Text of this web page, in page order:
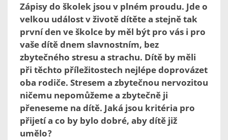
Zápisy do školek jsou v plném proudu. Jde o
velkou událost v životě dítěte a stejně tak
první den ve školce by měl být pro vás i pro
vaše dítě dnem slavnostním, bez
zbytečného stresu a strachu. Dítě by měli
při těchto příležitostech nejlépe doprovázet
oba rodiče. Stresem a zbytečnou nervozitou
ničemu nepomůžeme a zbytečně ji
přeneseme na dítě. Jaká jsou kritéria pro
přijetí a co by bylo dobré, aby dítě již
umělo?